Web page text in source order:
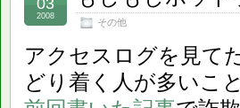
その他
03
2008
アクセスログを見て
どり着く人が多いこ